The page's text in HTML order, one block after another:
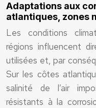
Adaptations aux
atlantiques, zones
Les conditions
régions influencent
utilisées et, par
Sur les côtes
salinité de l’air
résistants à la